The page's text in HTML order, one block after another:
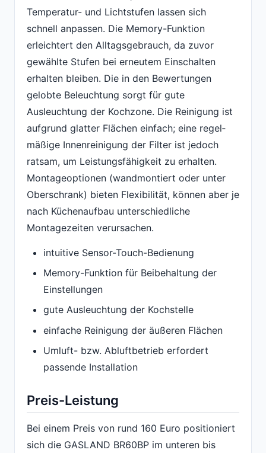
Temperatur- und Lichtstufen lassen sich
schnell anpassen. Die Memory-Funktion
erleichtert den Alltagsgebrauch, da zuvor
gewählte Stufen bei erneutem Einschalten
erhalten bleiben. Die in den Bewertungen
gelobte Beleuchtung sorgt für gute
Ausleuchtung der Kochzone. Die Reinigung ist
aufgrund glatter Flächen einfach; eine regel­
mäßige Innenreinigung der Filter ist jedoch
ratsam, um Leistungsfähigkeit zu erhalten.
Montageoptionen (wandmontiert oder unter
Oberschrank) bieten Flexibilität, können aber je
nach Küchenaufbau unterschiedliche
Montagezeiten verursachen.
intuitive Sensor-Touch-Bedienung
Memory-Funktion für Beibehaltung der
Einstellungen
gute Ausleuchtung der Kochstelle
einfache Reinigung der äußeren Flächen
Umluft- bzw. Abluftbetrieb erfordert
passende Installation
Preis-Leistung
Bei einem Preis von rund 160 Euro positioniert
sich die GASLAND BR60BP im unteren bis